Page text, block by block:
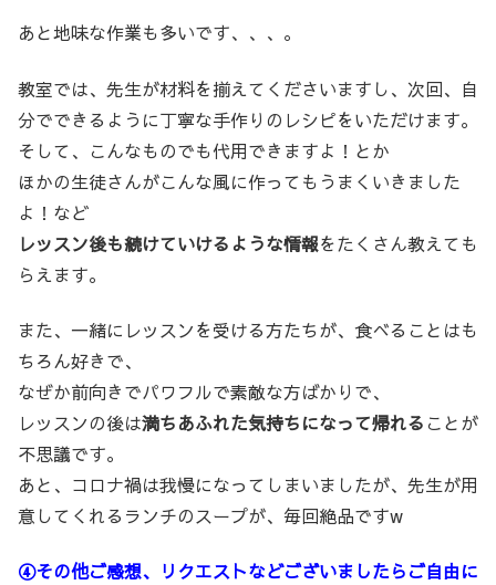
あと地味な作業も多いです、、、。
教室では、先生が材料を揃えてくださいますし、次回、自
分でできるように丁寧な手作りのレシピをいただけます。
そして、こんなものでも代用できますよ！とか
ほかの生徒さんがこんな風に作ってもうまくいきました
よ！など
レッスン後も続けていけるような情報をたくさん教えても
らえます。
また、一緒にレッスンを受ける方たちが、食べることはも
ちろん好きで、
なぜか前向きでパワフルで素敵な方ばかりで、
レッスンの後は満ちあふれた気持ちになって帰れることが
不思議です。
あと、コロナ禍は我慢になってしまいましたが、先生が用
意してくれるランチのスープが、毎回絶品ですw
④その他ご感想、リクエストなどございましたらご自由に